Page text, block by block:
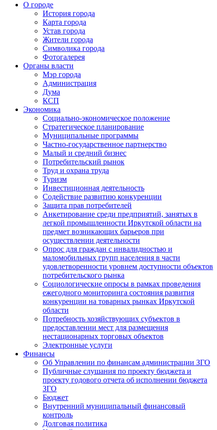
О городе
История города
Карта города
Устав города
Жители города
Символика города
Фотогалерея
Органы власти
Мэр города
Администрация
Дума
КСП
Экономика
Социально-экономическое положение
Стратегическое планирование
Муниципальные программы
Частно-государственное партнерство
Малый и средний бизнес
Потребительский рынок
Труд и охрана труда
Туризм
Инвестиционная деятельность
Содействие развитию конкуренции
Защита прав потребителей
Анкетирование среди предприятий, занятых в
легкой промышленности Иркутской области на
предмет возникающих барьеров при
осуществлении деятельности
Опрос для граждан с инвалидностью и
маломобильных групп населения в части
удовлетворенности уровнем доступности объектов
потребительского рынка
Социологические опросы в рамках проведения
ежегодного мониторинга состояния развития
конкуренции на товарных рынках Иркутской
области
Потребность хозяйствующих субъектов в
предоставлении мест для размещения
нестационарных торговых объектов
Электронные услуги
Финансы
Об Управлении по финансам администрации ЗГО
Публичные слушания по проекту бюджета и
проекту годового отчета об исполнении бюджета
ЗГО
Бюджет
Внутренний муниципальный финансовый
контроль
Долговая политика